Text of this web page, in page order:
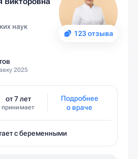
123 отзыва
наук
2025
от 7 лет
принимает
Подробнее
о враче
с беременными